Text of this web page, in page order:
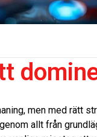
men med rätt
allt från